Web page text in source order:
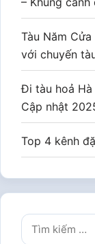
Tàu Năm
với chuyến
Đi tàu hoả Hà
Cập nhật
Top 4 kênh
Tìm
kiếm